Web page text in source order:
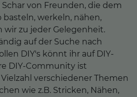
von Freunden, die dem
basteln, werkeln, nähen,
zu jeder Gelegenheit.
auf der Suche nach
DIY's könnt ihr auf DIY-
DIY-Community ist
verschiedener Themen
wie z.B. Stricken, Nähen,